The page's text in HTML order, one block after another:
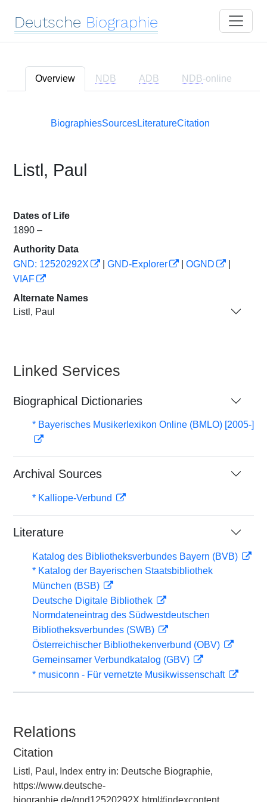
Deutsche Biographie
Overview NDB ADB NDB-online
BiographiesSourcesLiteratureCitation
Listl, Paul
Dates of Life
1890 –
Authority Data
GND: 12520292X
GND-Explorer OGND
VIAF
Alternate Names
Listl, Paul
Linked Services
Biographical Dictionaries
* Bayerisches Musikerlexikon Online (BMLO) [2005-]
Archival Sources
* Kalliope-Verbund
Literature
Katalog des Bibliotheksverbundes Bayern (BVB)
* Katalog der Bayerischen Staatsbibliothek
München (BSB)
Deutsche Digitale Bibliothek
Normdateneintrag des Südwestdeutschen
Bibliotheksverbundes (SWB)
Österreichischer Bibliothekenverbund (OBV)
Gemeinsamer Verbundkatalog (GBV)
* musiconn - Für vernetzte Musikwissenschaft
Relations
Citation
Listl, Paul, Index entry in: Deutsche Biographie,
https://www.deutsche-
biographie.de/gnd12520292X.html#indexcontent